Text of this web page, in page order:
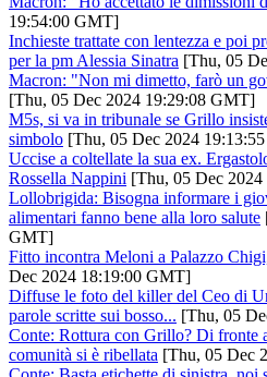
19:54:00 GMT]
Inchieste trattate con lentezza e poi
per la pm Alessia Sinatra [Thu, 05
Macron: "Non mi dimetto, farò un
[Thu, 05 Dec 2024 19:29:08 GMT]
M5s, si va in tribunale se Grillo
simbolo [Thu, 05 Dec 2024
Uccise a coltellate la sua ex.
Rossella Nappini [Thu, 05 Dec
Lollobrigida: Bisogna informare i
alimentari fanno bene alla loro salute
GMT]
Fitto incontra Meloni a Palazzo
Dec 2024 18:19:00 GMT]
Diffuse le foto del killer del Ceo di
parole scritte sui bosso... [Thu, 05
Conte: Rottura con Grillo? Di fronte
comunità si è ribellata [Thu, 05 Dec